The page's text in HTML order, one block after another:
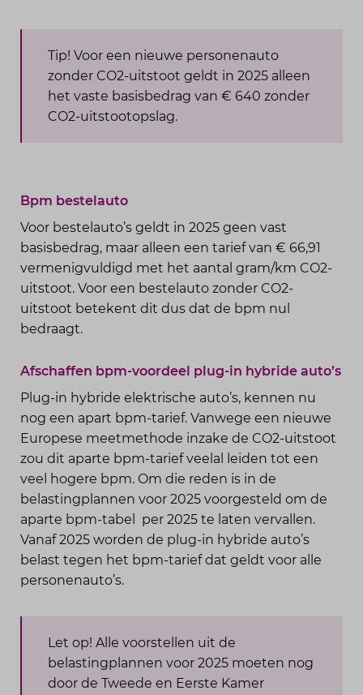
Tip! Voor een nieuwe personenauto
zonder CO2-uitstoot geldt in 2025 alleen
het vaste basisbedrag van € 640 zonder
CO2-uitstootopslag.
Bpm bestelauto
Voor bestelauto’s geldt in 2025 geen vast
basisbedrag, maar alleen een tarief van € 66,91
vermenigvuldigd met het aantal gram/km CO2-
uitstoot. Voor een bestelauto zonder CO2-
uitstoot betekent dit dus dat de bpm nul
bedraagt.
Afschaffen bpm-voordeel plug-in hybride auto’s
Plug-in hybride elektrische auto’s, kennen nu
nog een apart bpm-tarief. Vanwege een nieuwe
Europese meetmethode inzake de CO2-uitstoot
zou dit aparte bpm-tarief veelal leiden tot een
veel hogere bpm. Om die reden is in de
belastingplannen voor 2025 voorgesteld om de
aparte bpm-tabel per 2025 te laten vervallen.
Vanaf 2025 worden de plug-in hybride auto’s
belast tegen het bpm-tarief dat geldt voor alle
personenauto’s.
Let op! Alle voorstellen uit de
belastingplannen voor 2025 moeten nog
door de Tweede en Eerste Kamer